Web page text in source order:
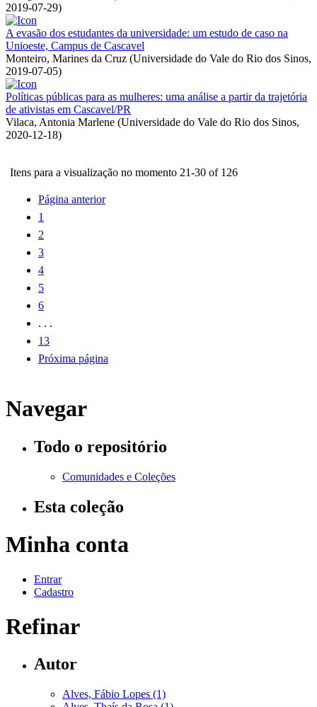
2019-07-29)
A evasão dos estudantes da universidade: um estudo de caso na
Unioeste, Campus de Cascavel
Monteiro, Marines da Cruz (Universidade do Vale do Rio dos Sinos,
2019-07-05)
Políticas públicas para as mulheres: uma análise a partir da trajetória
de ativistas em Cascavel/PR
Vilaca, Antonia Marlene (Universidade do Vale do Rio dos Sinos,
2020-12-18)
Itens para a visualização no momento 21-30 of 126
Página anterior
1
2
3
4
5
6
. . .
13
Próxima página
Navegar
Todo o repositório
Comunidades e Coleções
Esta coleção
Minha conta
Entrar
Cadastro
Refinar
Autor
Alves, Fábio Lopes (1)